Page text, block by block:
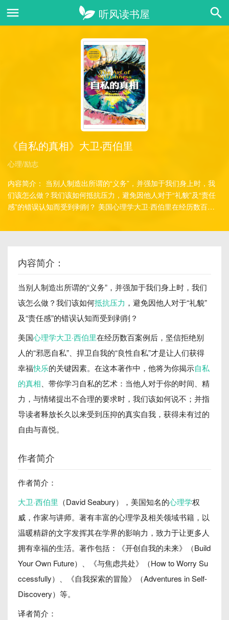
《自私的真相》大卫·西伯里
心理/励志
内容简介： 当别人制造出所谓的“义务”，并强加于我们身上时，我
们该怎么做？我们该如何抵抗压力，避免因他人对于“礼貌”及“责任
感”的错误认知而受到剥削？ 美国心理学大卫·西伯里在经历数百案
内容简介：
当别人制造出所谓的“义务”，并强加于我们身上时，我们
该怎么做？我们该如何抵抗压力 ，避免因他人对于“礼貌”
及“责任感”的错误认知而受到剥削？
美国心理学大卫·西伯里在经历数百案例后，坚信拒绝别
人的“邪恶自私”、捍卫自我的“良性自私”才是让人们获得
幸福快乐的关键因素。在这本著作中，他将为你揭示自私
的真相 、带你学习自私的艺术：当他人对于你的时间、精
力，与情绪提出不合理的要求时，我们该如何说不；并指
导读者释放长久以来受到压抑的真实自我，获得未有过的
自由与喜悦。
作者简介
作者简介：
大卫·西伯里 （David Seabury），美国知名的心理学权
威，作家与讲师。著有丰富的心理学及相关领域书籍，以
温暖精辟的文字发挥其在学界的影响力，致力于让更多人
拥有幸福的生活。著作包括：《开创自我的未来》（Build
Your Own Future）、《与焦虑共处》（How to Worry Su
ccessfully）、《自我探索的冒险》（Adventures in Self-
Discovery）等。
译者简介：